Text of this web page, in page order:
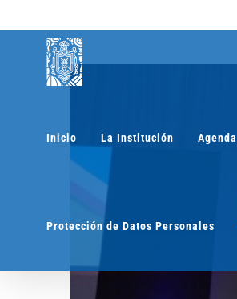
contenido
Inicio La Institución
Protección de Datos Personales